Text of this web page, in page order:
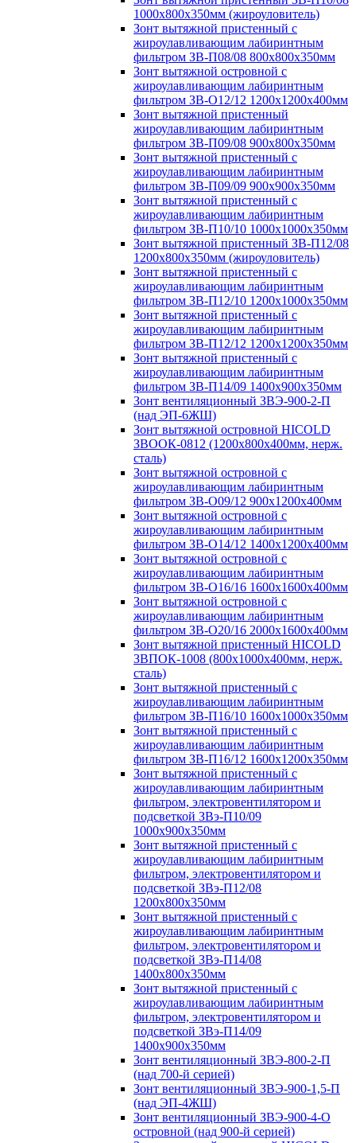
1000х800х350мм (жироуловитель)
Зонт вытяжной пристенный с
жироулавливающим лабиринтным
фильтром ЗВ-П08/08 800х800х350мм
Зонт вытяжной островной с
жироулавливающим лабиринтным
фильтром ЗВ-О12/12 1200х1200х400мм
Зонт вытяжной пристенный
жироулавливающим лабиринтным
фильтром ЗВ-П09/08 900х800х350мм
Зонт вытяжной пристенный с
жироулавливающим лабиринтным
фильтром ЗВ-П09/09 900х900х350мм
Зонт вытяжной пристенный с
жироулавливающим лабиринтным
фильтром ЗВ-П10/10 1000х1000х350мм
Зонт вытяжной пристенный ЗВ-П12/08
1200х800х350мм (жироуловитель)
Зонт вытяжной пристенный с
жироулавливающим лабиринтным
фильтром ЗВ-П12/10 1200х1000х350мм
Зонт вытяжной пристенный с
жироулавливающим лабиринтным
фильтром ЗВ-П12/12 1200х1200х350мм
Зонт вытяжной пристенный с
жироулавливающим лабиринтным
фильтром ЗВ-П14/09 1400х900х350мм
Зонт вентиляционный ЗВЭ-900-2-П
(над ЭП-6ЖШ)
Зонт вытяжной островной HICOLD
ЗВООК-0812 (1200х800x400мм, нерж.
сталь)
Зонт вытяжной островной с
жироулавливающим лабиринтным
фильтром ЗВ-О09/12 900х1200х400мм
Зонт вытяжной островной с
жироулавливающим лабиринтным
фильтром ЗВ-О14/12 1400х1200х400мм
Зонт вытяжной островной с
жироулавливающим лабиринтным
фильтром ЗВ-О16/16 1600х1600х400мм
Зонт вытяжной островной с
жироулавливающим лабиринтным
фильтром ЗВ-О20/16 2000х1600х400мм
Зонт вытяжной пристенный HICOLD
ЗВПОК-1008 (800х1000х400мм, нерж.
сталь)
Зонт вытяжной пристенный с
жироулавливающим лабиринтным
фильтром ЗВ-П16/10 1600х1000х350мм
Зонт вытяжной пристенный с
жироулавливающим лабиринтным
фильтром ЗВ-П16/12 1600х1200х350мм
Зонт вытяжной пристенный с
жироулавливающим лабиринтным
фильтром, электровентилятором и
подсветкой ЗВэ-П10/09
1000х900х350мм
Зонт вытяжной пристенный с
жироулавливающим лабиринтным
фильтром, электровентилятором и
подсветкой ЗВэ-П12/08
1200х800х350мм
Зонт вытяжной пристенный с
жироулавливающим лабиринтным
фильтром, электровентилятором и
подсветкой ЗВэ-П14/08
1400х800х350мм
Зонт вытяжной пристенный с
жироулавливающим лабиринтным
фильтром, электровентилятором и
подсветкой ЗВэ-П14/09
1400х900х350мм
Зонт вентиляционный ЗВЭ-800-2-П
(над 700-й серией)
Зонт вентиляционный ЗВЭ-900-1,5-П
(над ЭП-4ЖШ)
Зонт вентиляционный ЗВЭ-900-4-О
островной (над 900-й серией)